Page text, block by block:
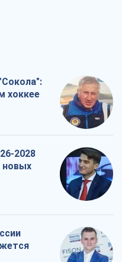
хоккее
2028
новых